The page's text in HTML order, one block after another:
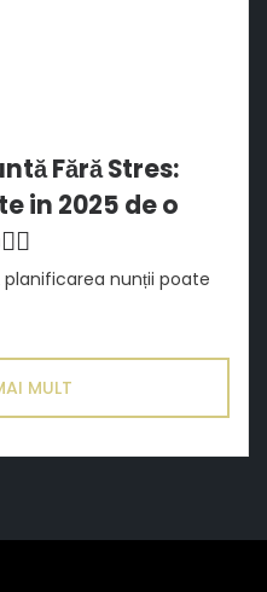
Fără Stres:
in 2025 de o
planificarea nunții poate
MULT